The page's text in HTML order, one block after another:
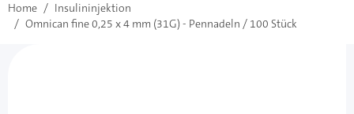
Home / Insulininjektion
/ Omnican fine 0,25 x 4 mm (31G) - Pennadeln / 100 Stück